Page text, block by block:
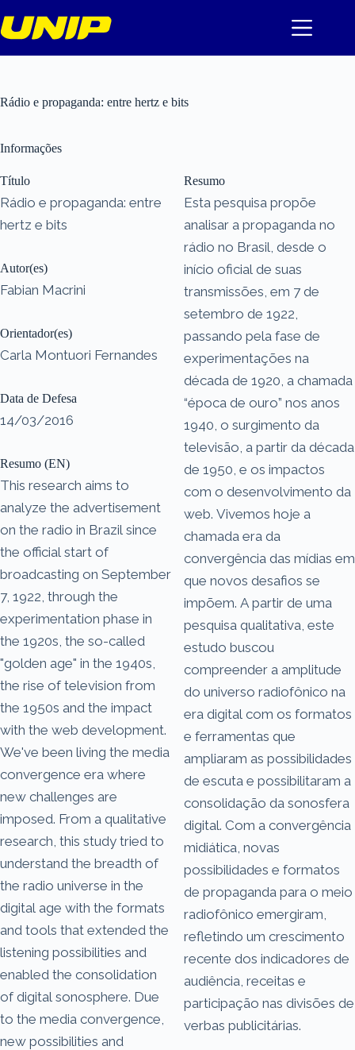
para
o
Rádio e propaganda: entre hertz e bits
Informações
Título
Rádio e propaganda: entre
hertz e bits
Autor(es)
Fabian Macrini
Orientador(es)
Carla Montuori Fernandes
Data de Defesa
14/03/2016
Resumo (EN)
This research aims to
analyze the advertisement
on the radio in Brazil since
the official start of
broadcasting on September
7, 1922, through the
experimentation phase in
the 1920s, the so-called
"golden age" in the 1940s,
the rise of television from
the 1950s and the impact
with the web development.
We've been living the media
convergence era where
new challenges are
imposed. From a qualitative
research, this study tried to
understand the breadth of
the radio universe in the
digital age with the formats
and tools that extended the
listening possibilities and
enabled the consolidation
of digital sonosphere. Due
to the media convergence,
new possibilities and
Resumo
Esta pesquisa propõe
analisar a propaganda no
rádio no Brasil, desde o
início oficial de suas
transmissões, em 7 de
setembro de 1922,
passando pela fase de
experimentações na
década de 1920, a chamada
“época de ouro” nos anos
1940, o surgimento da
televisão, a partir da década
de 1950, e os impactos
com o desenvolvimento da
web. Vivemos hoje a
chamada era da
convergência das mídias em
que novos desafios se
impõem. A partir de uma
pesquisa qualitativa, este
estudo buscou
compreender a amplitude
do universo radiofônico na
era digital com os formatos
e ferramentas que
ampliaram as possibilidades
de escuta e possibilitaram a
consolidação da sonosfera
digital. Com a convergência
midiática, novas
possibilidades e formatos
de propaganda para o meio
radiofônico emergiram,
refletindo um crescimento
recente dos indicadores de
audiência, receitas e
participação nas divisões de
verbas publicitárias.